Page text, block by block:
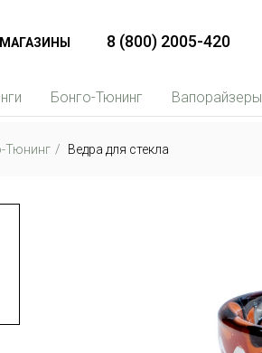
МАГАЗИНЫ 8 (800) 2005-420
Бонго-Тюнинг Вапорайзеры
Тюнинг Ведра для стекла